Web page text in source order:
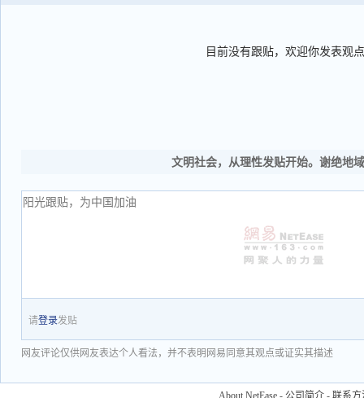
目前没有跟贴，欢迎你发表观点
文明社会，从理性发贴开始。谢绝地
请登录发贴
网友评论仅供网友表达个人看法，并不表明网易同意其观点或证实其描述
About NetEase - 公司简介 - 联系方